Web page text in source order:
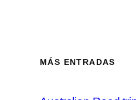
MÁS ENTRADAS